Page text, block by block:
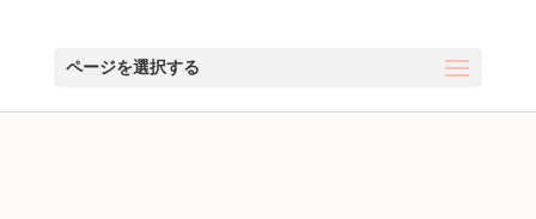
ページを選択する